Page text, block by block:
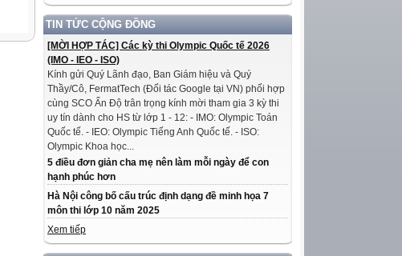
TIN TỨC CỘNG ĐỒNG
[MỜI HỢP TÁC] Các kỳ thi Olympic Quốc tế 2026
(IMO - IEO - ISO)
Kính gửi Quý Lãnh đạo, Ban Giám hiệu và Quý
Thầy/Cô, FermatTech (Đối tác Google tại VN) phối hợp
cùng SCO Ấn Độ trân trọng kính mời tham gia 3 kỳ thi
uy tín dành cho HS từ lớp 1 - 12: - IMO: Olympic Toán
Quốc tế. - IEO: Olympic Tiếng Anh Quốc tế. - ISO:
Olympic Khoa học...
5 điều đơn giản cha mẹ nên làm mỗi ngày để con
hạnh phúc hơn
Hà Nội công bố cấu trúc định dạng đề minh họa 7
môn thi lớp 10 năm 2025
Xem tiếp